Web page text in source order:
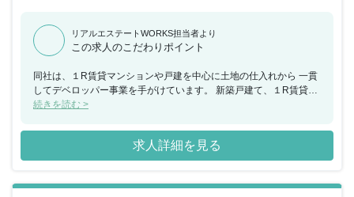
リアルエステートWORKS担当者より
この求人のこだわりポイント
同社は、１R賃貸マンションや戸建を中心に土地の仕入れから 一貫
してデベロッパー事業を手がけています。 新築戸建て、１R賃貸マ
ンション、新築戸建て等だけでなく、 住まいや暮らしに関連して多
事業への 取り組みも行っています。 例えば、幼児教育、児童養護
施設等への支援、高齢者への支 援等不動産に捉われない事業分野に
も関わっております。 2010年には新日本建物グループより独立
しい仲間を迎え、 さらなる成長を続けていきたいという考えです。
続きを読む >
求人詳細を見る